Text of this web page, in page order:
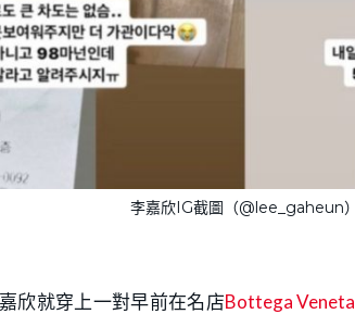
李嘉欣IG截圖（@lee_gaheun）
欣就穿上一對早前在名店Bottega Veneta